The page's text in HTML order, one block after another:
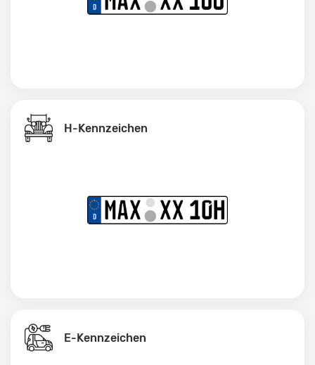
H-Kennzeichen
E-Kennzeichen